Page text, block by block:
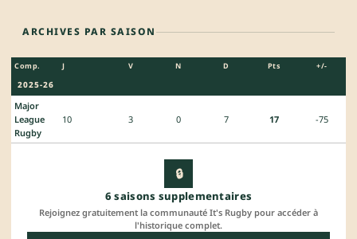
ARCHIVES PAR SAISON
Comp. J V N D Pts +/-
2025-26
Major
League
Rugby
10 3 0 7 17 -75
🔒
6 saisons supplementaires
Rejoignez gratuitement la communauté It's Rugby pour accéder à
l'historique complet.